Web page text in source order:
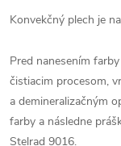
Konvekčný plech je
Pred nanesením
čistiacim procesom,
a demineralizačným
farby a následne
Stelrad 9016.